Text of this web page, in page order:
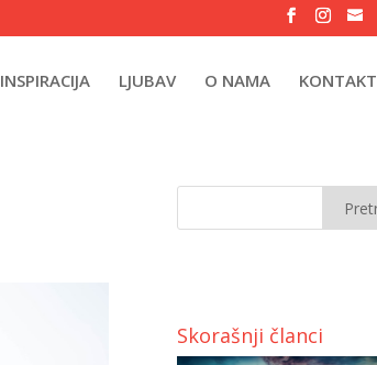
INSPIRACIJA LJUBAV O NAMA KONTAKT
Skorašnji članci